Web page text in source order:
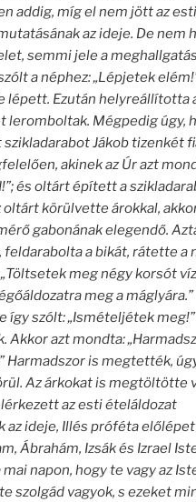
addig, míg el nem jött az esti
az ideje. De nem
semmi jele a
a néphez: „Lépjetek
lépett. Ezután helyreállította
leromboltak. Mégpedig úgy,
Jákob tizenkét
akinek az Úr azt
és oltárt épített a
oltárt körülvette árokkal,
gabonának elegendő.
a bikát, rátette a
meg négy korsót
meg a máglyára.”
így szólt: „Ismételjétek meg!”
Akkor azt mondta:
Harmadszor is megtették,
Az árkokat is megtöltötte
az esti ételáldozat
az ideje, Illés próféta
Ábrahám, Izsák és Izrael
napon, hogy te vagy az
szolgád vagyok, s ezeket